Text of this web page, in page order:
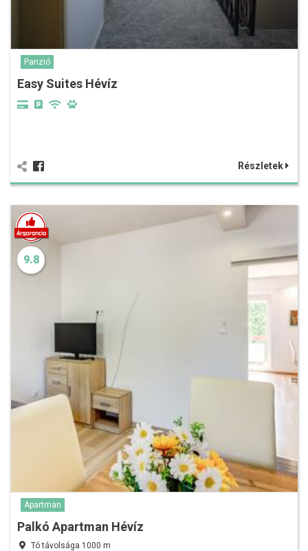
Panzió
Easy Suites Hévíz
Részletek
9.8
Apartman
Palkó Apartman Hévíz
Tó távolsága 1000 m